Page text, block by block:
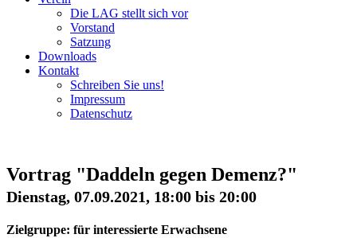
Die LAG stellt sich vor
Vorstand
Satzung
Downloads
Kontakt
Schreiben Sie uns!
Impressum
Datenschutz
Vortrag "Daddeln gegen Demenz?"
Dienstag, 07.09.2021, 18:00 bis 20:00
Zielgruppe: für interessierte Erwachsene